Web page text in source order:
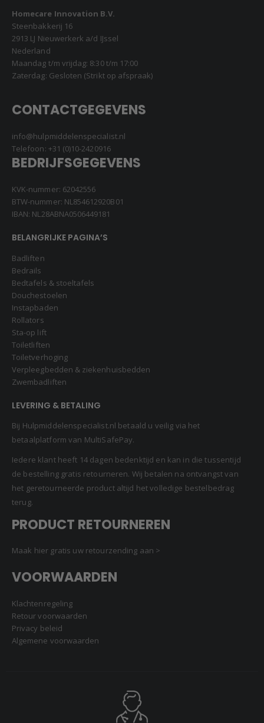
Homecare Innovation B.V.
Steenbakkerij 16
2913 LJ Nieuwerkerk a/d IJssel
Nederland
Maandag t/m vrijdag: 8:30 t/m 17:00
Zaterdag: Gesloten (Strikt op afspraak)
CONTACTGEGEVENS
info@hulpmiddelenspecialist.nl
Telefoon: +31 (0)10-2420916
BEDRIJFSGEGEVENS
KVK-nummer: 62042556
BTW-nummer: NL854612920B01
IBAN: NL28ABNA0506449181
BELANGRIJKE PAGINA’S
Badliften
Bedrails
Bedtafels & stoeltafels
Douchestoelen
Instapbaden
Rollators
Sta-op lift
Toiletliften
Toiletverhoging
Verpleegbedden & ziekenhuisbedden
Zwembadliften
LEVERING & BETALING
Bij Hulpmiddelenspecialist.nl betaald u veilig via het
betaalplatform van MultiSafePay.
Iedere klant heeft 14 dagen bedenktijd en kan in die tussentijd
de bestelling gratis retourneren. Wij betalen na ontvangst van
het geretourneerde product altijd het volledige bestelbedrag
terug.
PRODUCT RETOURNEREN
Maak hier gratis uw retourzending aan >
VOORWAARDEN
Klachtenregeling
Retour voorwaarden
Privacy beleid
Algemene voorwaarden